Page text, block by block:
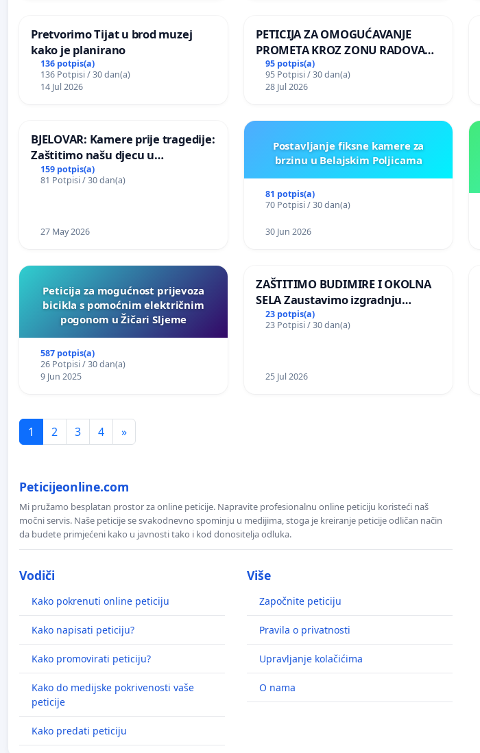
Pretvorimo Tijat u brod muzej
kako je planirano
136 potpis(a)
136 Potpisi / 30 dan(a)
14 Jul 2026
PETICIJA ZA OMOGUĆAVANJE
PROMETA KROZ ZONU RADOVA
ZA STANOVNIKE Mjesnog odbora
Kamensko i Lemić Brdo
95 potpis(a)
95 Potpisi / 30 dan(a)
28 Jul 2026
BJELOVAR: Kamere prije tragedije:
Zaštitimo našu djecu u
Vukovarskoj!
159 potpis(a)
81 Potpisi / 30 dan(a)
27 May 2026
Postavljanje fiksne kamere za
brzinu u Belajskim Poljicama
81 potpis(a)
70 Potpisi / 30 dan(a)
30 Jun 2026
Peticija za mogućnost prijevoza
bicikla s pomoćnim električnim
pogonom u Žičari Sljeme
587 potpis(a)
26 Potpisi / 30 dan(a)
9 Jun 2025
ZAŠTITIMO BUDIMIRE I OKOLNA
SELA Zaustavimo izgradnju
Sunčane elektrane Vedrine na
području Ugljana
23 potpis(a)
23 Potpisi / 30 dan(a)
25 Jul 2026
1 2 3 4 »
Peticijeonline.com
Mi pružamo besplatan prostor za online peticije. Napravite profesionalnu online peticiju koristeći naš
močni servis. Naše peticije se svakodnevno spominju u medijima, stoga je kreiranje peticije odličan način
da budete primjećeni kako u javnosti tako i kod donositelja odluka.
Vodiči
Kako pokrenuti online peticiju
Kako napisati peticiju?
Kako promovirati peticiju?
Kako do medijske pokrivenosti vaše
peticije
Kako predati peticiju
Više
Započnite peticiju
Pravila o privatnosti
Upravljanje kolačićima
O nama